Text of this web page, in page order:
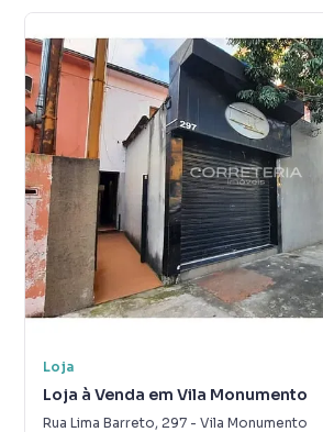
Loja
Loja à Venda em Vila Monumento
Rua Lima Barreto, 297 - Vila Monumento